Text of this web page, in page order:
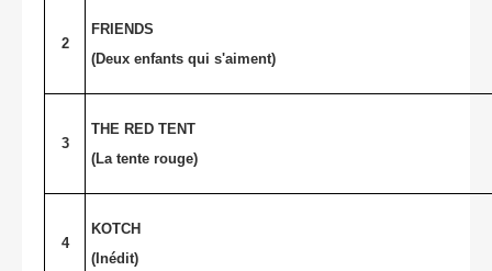
2
FRIENDS
(Deux enfants qui s'aiment)
3
THE RED TENT
(La tente rouge)
4
KOTCH
(Inédit)